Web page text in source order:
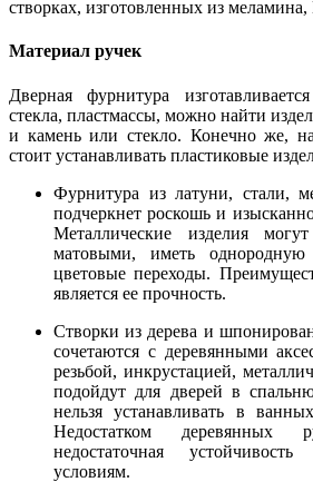
створках, изготовленных из
Материал ручек
Дверная фурнитура
стекла, пластмассы, можно найти
и камень или стекло. Конечно же,
стоит устанавливать пластиковые
Фурнитура из латуни, стали,
подчеркнет роскошь и
Металлические изделия
матовыми, иметь
цветовые переходы.
является ее прочность.
Створки из дерева и
сочетаются с деревянными
резьбой, инкрустацией,
подойдут для дверей в
нельзя устанавливать в
Недостатком деревянных
недостаточная
условиям.